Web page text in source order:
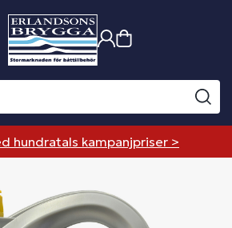
hundratals kampanjpriser >